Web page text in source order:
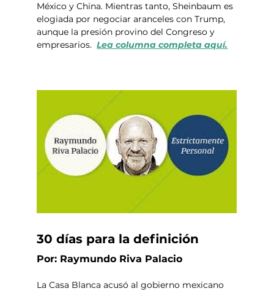
México y China. Mientras tanto, Sheinbaum es
elogiada por negociar aranceles con Trump,
aunque la presión provino del Congreso y
empresarios. Lea columna completa aquí.
30 días para la definición
Por: Raymundo Riva Palacio
La Casa Blanca acusó al gobierno mexicano